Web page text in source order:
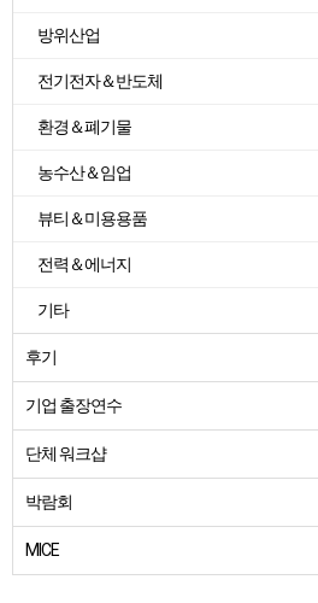
방위산업
전기전자＆반도체
환경＆폐기물
농수산＆임업
뷰티＆미용용품
전력＆에너지
기타
후기
기업 출장연수
단체 워크샵
박람회
MICE